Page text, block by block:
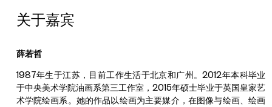
关于嘉宾
薛若哲
1987年生于江苏，目前工作生活于北京和广州。2012年本科毕业
于中央美术学院油画系第三工作室，2015年硕士毕业于英国皇家艺
术学院绘画系。她的作品以绘画为主要媒介，在图像与绘画、绘画